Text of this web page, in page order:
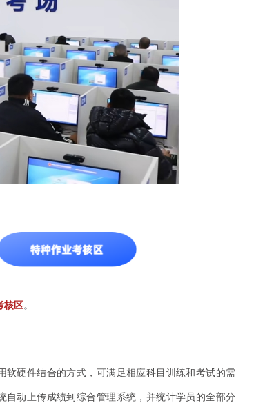
核区。
硬件结合的方式，可满足相应科目训练和考试的需
动上传成绩到综合管理系统，并统计学员的全部分